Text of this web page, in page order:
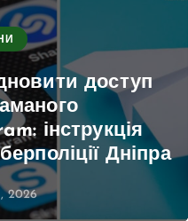
доступ
інструкція
Дніпра
2026